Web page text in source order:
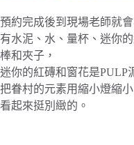
預約完成後到現場老師就
有水泥、水、量杯、迷你
棒和夾子，
迷你的紅磚和窗花是PULP
把眷村的元素用縮小燈縮小
看起來挺別緻的。